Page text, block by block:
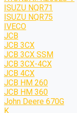
ISUZU NQR71
ISUZU NQR75
IVECO
JCB
JCB 3CX
JCB 3CX SSM
JCB 3CX-4CX
JCB 4CX
JCB HM 260
JCB HM 360
John Deere 670G
K